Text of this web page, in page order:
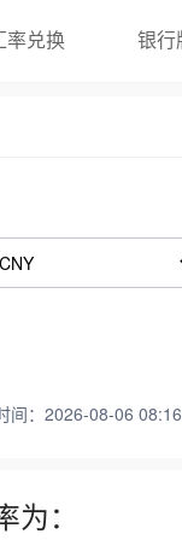
率兑换 银行
间：2026-08-06
：